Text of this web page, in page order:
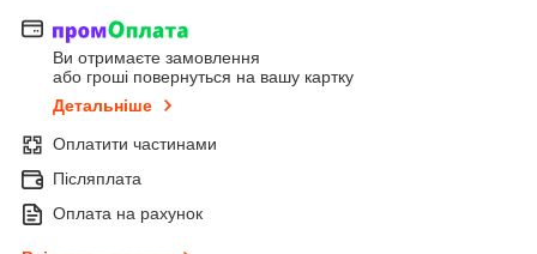
Ви отримаєте замовлення
або гроші повернуться на вашу картку
Детальніше
Оплатити частинами
Післяплата
Оплата на рахунок